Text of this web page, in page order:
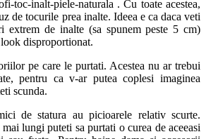
toc-inalt-piele-naturala . Cu toate acestea,
de tocurile prea inalte. Ideea e ca daca veti
extrem de inalte (sa spunem peste 5 cm)
disproportionat.
pe care le purtati. Acestea nu ar trebui
pentru ca v-ar putea coplesi imaginea
scunda.
de statura au picioarele relativ scurte.
lungi puteti sa purtati o curea de aceeasi